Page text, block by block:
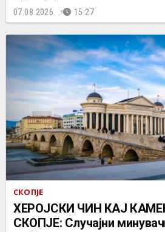
07.08.2026. 15:27
СКОПЈЕ
ХЕРОЈСКИ ЧИН КАЈ
СКОПЈЕ: Случајни